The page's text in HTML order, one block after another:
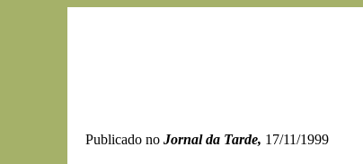
Publicado no Jornal da Tarde, 17/11/1999